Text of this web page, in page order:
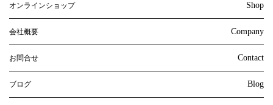
オンラインショップ Shop
会社概要 Company
お問合せ Contact
ブログ Blog